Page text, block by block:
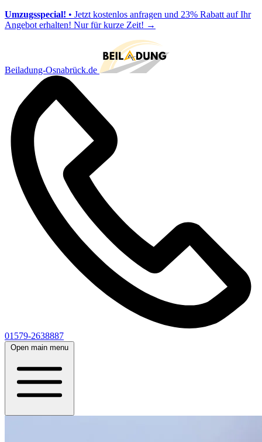
Umzugsspecial! • Jetzt kostenlos anfragen und 23% Rabatt auf Ihr
Angebot erhalten! Nur für kurze Zeit! →
Beiladung-Osnabrück.de
01579-2638887
Open main menu